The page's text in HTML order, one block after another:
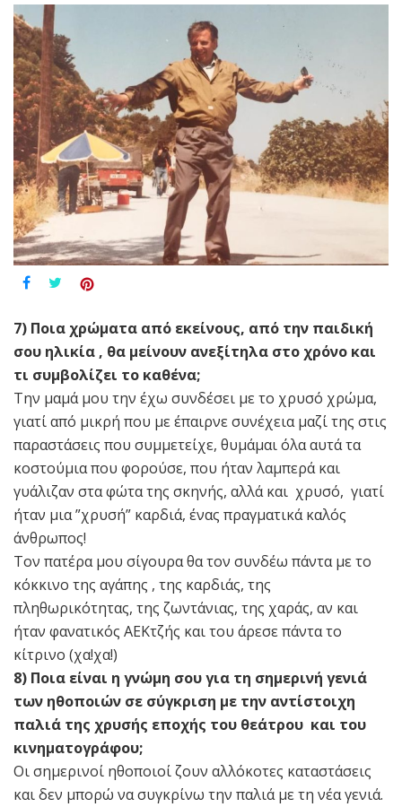
7) Ποια χρώματα από εκείνους, από την παιδική
σου ηλικία , θα μείνουν ανεξίτηλα στο χρόνο και
τι συμβολίζει το καθένα;
Την μαμά μου την έχω συνδέσει με το χρυσό χρώμα,
γιατί από μικρή που με έπαιρνε συνέχεια μαζί της στις
παραστάσεις που συμμετείχε, θυμάμαι όλα αυτά τα
κοστούμια που φορούσε, που ήταν λαμπερά και
γυάλιζαν στα φώτα της σκηνής, αλλά και χρυσό, γιατί
ήταν μια ”χρυσή” καρδιά, ένας πραγματικά καλός
άνθρωπος!
Τον πατέρα μου σίγουρα θα τον συνδέω πάντα με το
κόκκινο της αγάπης , της καρδιάς, της
πληθωρικότητας, της ζωντάνιας, της χαράς, αν και
ήταν φανατικός ΑΕΚτζής και του άρεσε πάντα το
κίτρινο (χα!χα!)
8) Ποια είναι η γνώμη σου για τη σημερινή γενιά
των ηθοποιών σε σύγκριση με την αντίστοιχη
παλιά της χρυσής εποχής του θεάτρου και του
κινηματογράφου;
Οι σημερινοί ηθοποιοί ζουν αλλόκοτες καταστάσεις
και δεν μπορώ να συγκρίνω την παλιά με τη νέα γενιά.